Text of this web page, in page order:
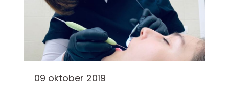
09 oktober 2019